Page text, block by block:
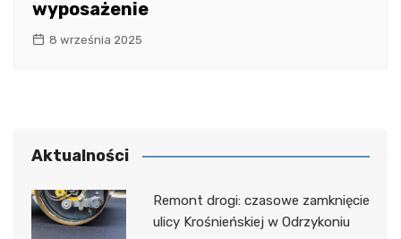
wyposażenie
8 września 2025
Aktualności
Remont drogi: czasowe zamknięcie
ulicy Krośnieńskiej w Odrzykoniu